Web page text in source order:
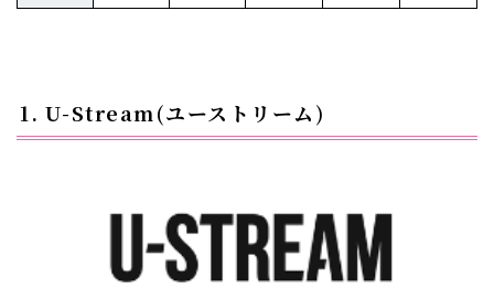
1. U-Stream(ユーストリーム)